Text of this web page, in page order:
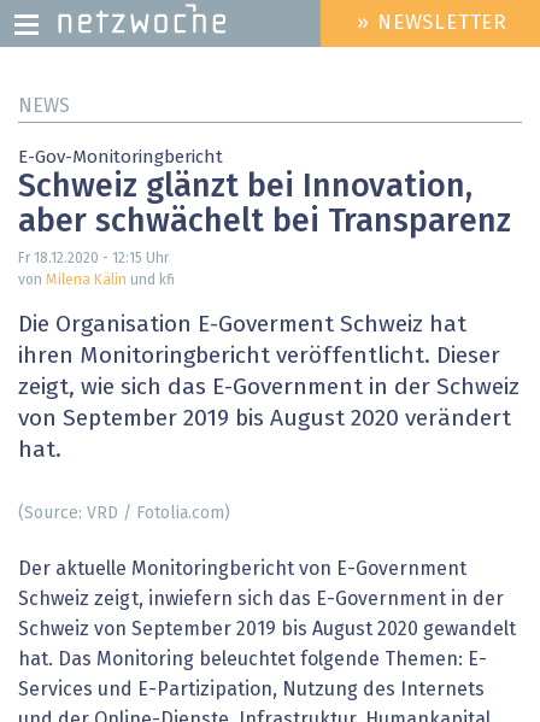
zum
HEADER
MENU
» NEWSLETTER
NEWS
E-Gov-Monitoringbericht
Schweiz glänzt bei Innovation,
aber schwächelt bei Transparenz
Fr 18.12.2020 - 12:15 Uhr
von Milena Kälin und kfi
Die Organisation E-Goverment Schweiz hat
ihren Monitoringbericht veröffentlicht. Dieser
zeigt, wie sich das E-Government in der Schweiz
von September 2019 bis August 2020 verändert
hat.
(Source: VRD / Fotolia.com)
Der aktuelle Monitoringbericht von E-Government
Schweiz zeigt, inwiefern sich das E-Government in der
Schweiz von September 2019 bis August 2020 gewandelt
hat. Das Monitoring beleuchtet folgende Themen: E-
Services und E-Partizipation, Nutzung des Internets